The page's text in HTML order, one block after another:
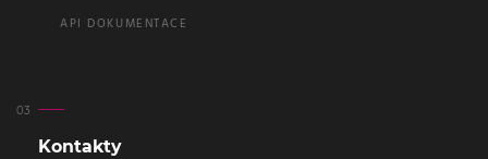
API DOKUMENTACE
Kontakty